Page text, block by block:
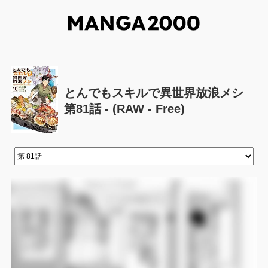
とんでもスキルで異世界放浪メシ
第81話 - (RAW - Free)